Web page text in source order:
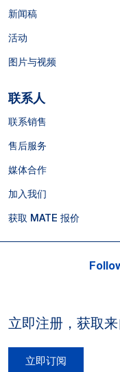
新闻稿
活动
图片与视频
联系人
联系销售
售后服务
媒体合作
加入我们
获取 MATE 报价
立即注册，获取
立即订阅